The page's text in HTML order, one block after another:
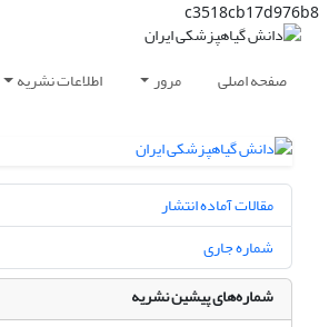
c3518cb17d976b8
صفحه اصلی مرور اطلاعات نشریه
مقالات آماده انتشار
شماره جاری
شماره‌های پیشین نشریه